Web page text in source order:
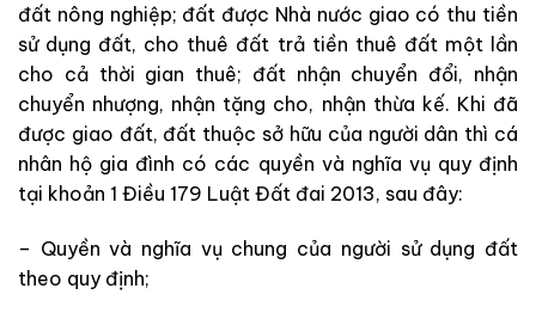
đất nông nghiệp; đất được Nhà nước giao có thu tiền
sử dụng đất, cho thuê đất trả tiền thuê đất một lần
cho cả thời gian thuê; đất nhận chuyển đổi, nhận
chuyển nhượng, nhận tặng cho, nhận thừa kế. Khi đã
được giao đất, đất thuộc sở hữu của người dân thì cá
nhân hộ gia đình có các quyền và nghĩa vụ quy định
tại khoản 1 Điều 179 Luật Đất đai 2013, sau đây:
– Quyền và nghĩa vụ chung của người sử dụng đất
theo quy định;